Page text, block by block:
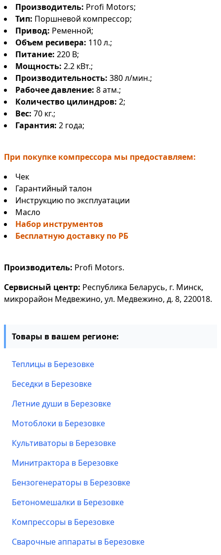
Производитель: Profi Motors;
Тип: Поршневой компрессор;
Привод: Ременной;
Объем ресивера: 110 л.;
Питание: 220 В;
Мощность: 2.2 кВт.;
Производительность: 380 л/мин.;
Рабочее давление: 8 атм.;
Количество цилиндров: 2;
Вес: 70 кг.;
Гарантия: 2 года;
При покупке компрессора мы предоставляем:
Чек
Гарантийный талон
Инструкцию по эксплуатации
Масло
Набор инструментов
Бесплатную доставку по РБ
Производитель: Profi Motors.
Сервисный центр: Республика Беларусь, г. Минск,
микрорайон Медвежино, ул. Медвежино, д. 8, 220018.
Товары в вашем регионе:
Теплицы в Березовке
Беседки в Березовке
Летние души в Березовке
Мотоблоки в Березовке
Культиваторы в Березовке
Минитрактора в Березовке
Бензогенераторы в Березовке
Бетономешалки в Березовке
Компрессоры в Березовке
Сварочные аппараты в Березовке